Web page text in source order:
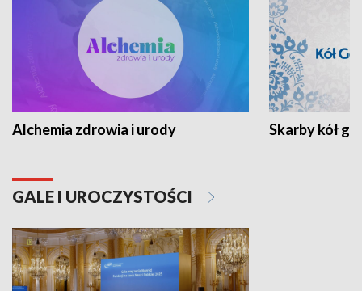
Alchemia zdrowia i urody Skarby kół
GALE I UROCZYSTOŚCI